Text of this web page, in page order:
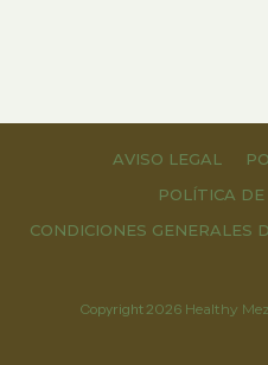
AVISO LEGAL
POLÍTICA
Copyright 2026Healthy